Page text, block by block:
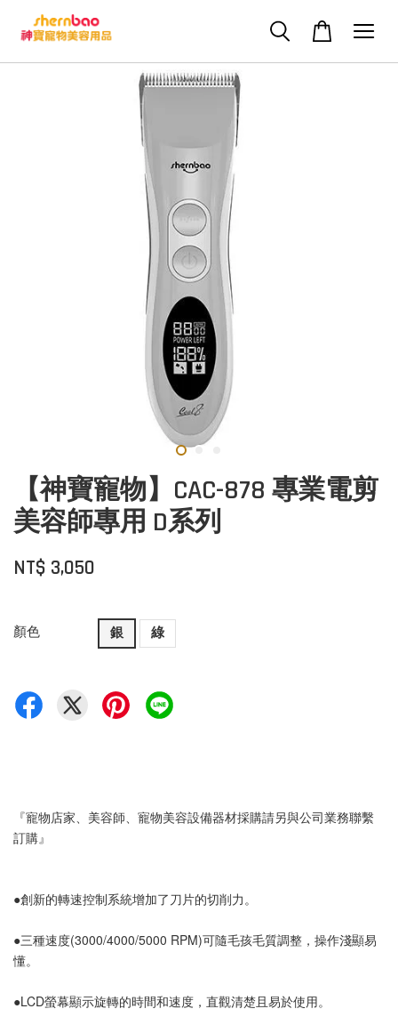
【神寶寵物】CAC-878 專業電剪
美容師專用 D系列
NT$ 3,050
顏色 銀 綠
『寵物店家、美容師、寵物美容設備器材採購請另與公司業務聯繫
訂購』
●創新的轉速控制系統增加了刀片的切削力。
●三種速度(3000/4000/5000 RPM)可隨毛孩毛質調整，操作淺顯易
懂。
●LCD螢幕顯示旋轉的時間和速度，直觀清楚且易於使用。